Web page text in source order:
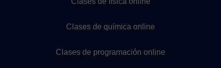
Clases de química online
Clases de programación online